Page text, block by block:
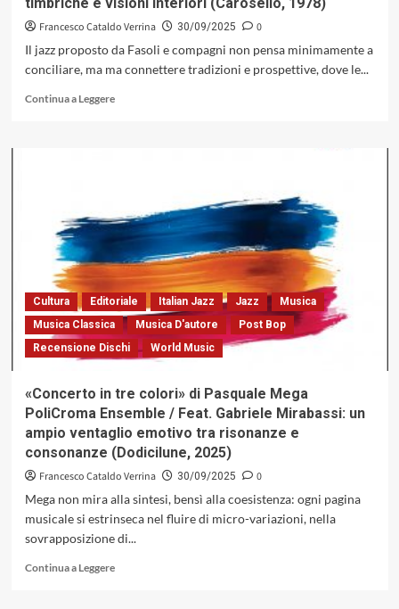
Michelone,
forme
pensiero
molteplici
racconto
timbriche e visioni interiori (Carosello, 1978)
Francesco Cataldo Verrina 30/09/2025
0
Il jazz proposto da Fasoli e compagni non pensa minimamente a
conciliare, ma ma connettere tradizioni e prospettive, dove le...
Continua a LeggereLeggi
Claudio
Jazz
Trio:
nel
solco
di
un
ascolto
geometrie
timbriche
e
visioni
interiori
1978)
Cultura Editoriale Italian Jazz Jazz
Musica
Musica Classica
Musica D'autore
Post Bop
Recensione Dischi
World Music
«Concerto in tre colori» di Pasquale Mega
PoliCroma Ensemble / Feat. Gabriele Mirabassi: un
ampio ventaglio emotivo tra risonanze e
consonanze (Dodicilune, 2025)
Francesco Cataldo Verrina 30/09/2025
0
Mega non mira alla sintesi, bensì alla coesistenza: ogni pagina
musicale si estrinseca nel fluire di micro-variazioni, nella
sovrapposizione di...
Continua a LeggereLeggi